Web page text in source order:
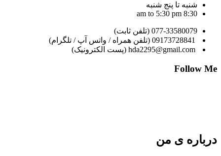
شنبه تا پنج شنبه
8:30 am to 5:30 pm
077-33580079 (تلفن ثابت)
Follow Me
درباره ی من